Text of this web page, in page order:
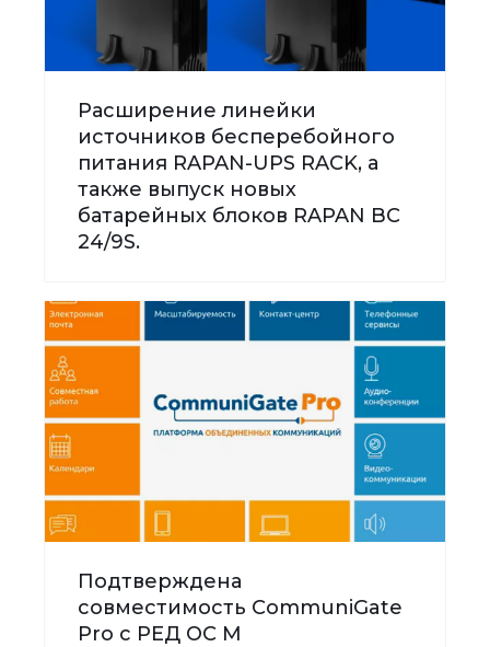
Расширение линейки
источников бесперебойного
питания RAPAN-UPS RACK, а
также выпуск новых
батарейных блоков RAPAN BC
24/9S.
Подтверждена
совместимость CommuniGate
Pro с РЕД ОС М